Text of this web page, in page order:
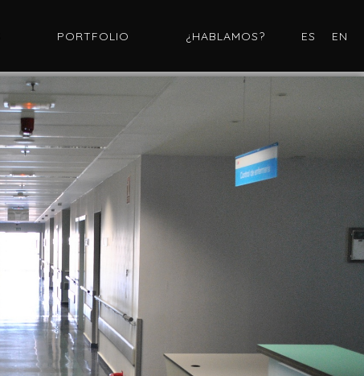
PORTFOLIO ¿HABLAMOS? ES EN